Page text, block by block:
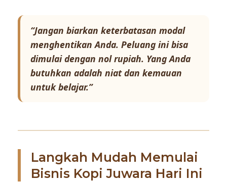
“Jangan biarkan keterbatasan modal
menghentikan Anda. Peluang ini bisa
dimulai dengan nol rupiah. Yang Anda
butuhkan adalah niat dan kemauan
untuk belajar.”
Langkah Mudah Memulai
Bisnis Kopi Juwara Hari Ini